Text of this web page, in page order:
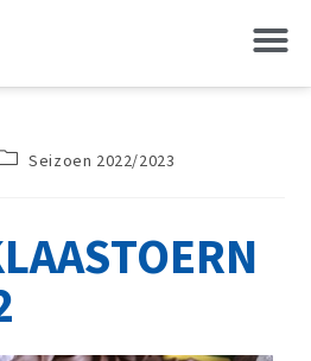
Seizoen 2022/2023